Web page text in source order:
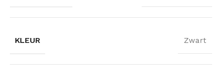
KLEUR Zwart